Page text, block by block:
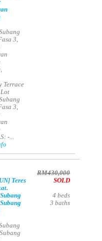
3,
Terrace
3,
-...
Teres
RM430,000
SOLD
4 beds
3 baths